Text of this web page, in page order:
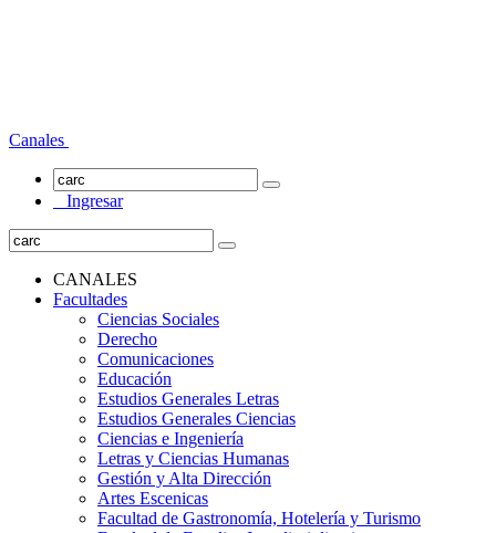
Canales
Ingresar
CANALES
Facultades
Ciencias Sociales
Derecho
Comunicaciones
Educación
Estudios Generales Letras
Estudios Generales Ciencias
Ciencias e Ingeniería
Letras y Ciencias Humanas
Gestión y Alta Dirección
Artes Escenicas
Facultad de Gastronomía, Hotelería y Turismo